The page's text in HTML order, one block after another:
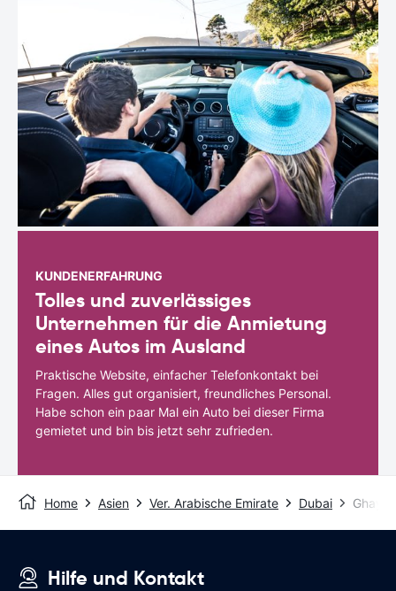
KUNDENERFAHRUNG
Tolles und zuverlässiges
Unternehmen für die Anmietung
eines Autos im Ausland
Praktische Website, einfacher Telefonkontakt bei
Fragen. Alles gut organisiert, freundliches Personal.
Habe schon ein paar Mal ein Auto bei dieser Firma
gemietet und bin bis jetzt sehr zufrieden.
Home Asien Ver. Arabische Emirate Dubai Ghaya
Hilfe und Kontakt